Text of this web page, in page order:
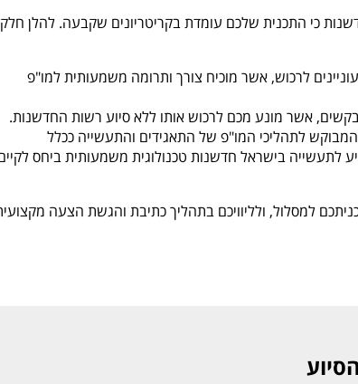
כי התכנית שלכם עומדת בקריטריונים שקבעה. להלן חלק
לרכוש, אשר מוכיח צורך ותרומה משמעותית למו"פ
אשר מונע מכם לרכוש אותו ללא סיוע רשות החדשנות.
לתהליכי המו"פ של התאגידים והתעשייה ככלל
בישראל חדשנות טכנולוגית משמעותית ביחס
למסלול, ולליוויכם בתהליך כתיבת והגשת הצעה